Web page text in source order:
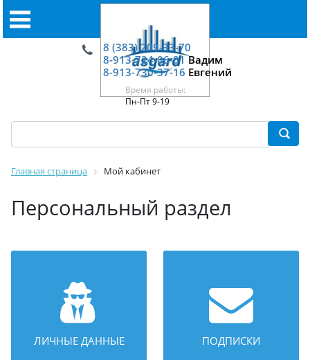
8 (383) 209-33-70
8-913-724-06-01Вадим
8-913-730-37-16 Евгений
Время работы:
Пн-Пт 9-19
Главная страница Мой кабинет
Персональный раздел
ЛИЧНЫЕ ДАННЫЕ ПОДПИСКИ